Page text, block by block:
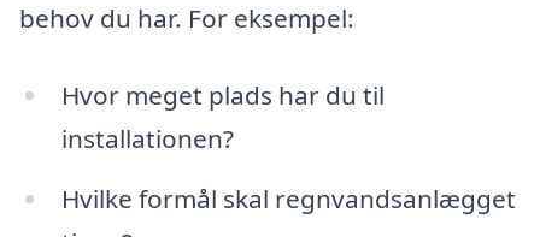
behov du har. For eksempel:
Hvor meget plads har du til
installationen?
Hvilke formål skal regnvandsanlægget